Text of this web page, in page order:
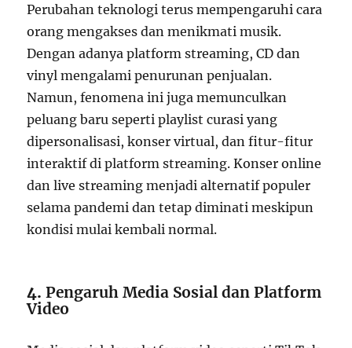
Perubahan teknologi terus mempengaruhi cara
orang mengakses dan menikmati musik.
Dengan adanya platform streaming, CD dan
vinyl mengalami penurunan penjualan.
Namun, fenomena ini juga memunculkan
peluang baru seperti playlist curasi yang
dipersonalisasi, konser virtual, dan fitur-fitur
interaktif di platform streaming. Konser online
dan live streaming menjadi alternatif populer
selama pandemi dan tetap diminati meskipun
kondisi mulai kembali normal.
4.Pengaruh Media Sosial dan Platform
Video